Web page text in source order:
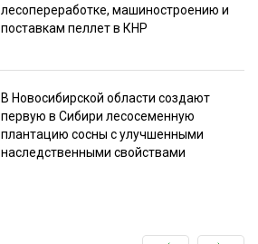
лесопереработке, машиностроению и
поставкам пеллет в КНР
В Новосибирской области создают
первую в Сибири лесосеменную
плантацию сосны с улучшенными
наследственными свойствами